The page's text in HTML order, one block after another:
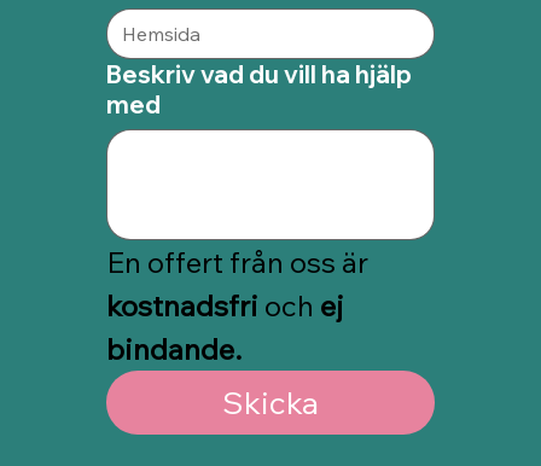
Beskriv vad du vill ha hjälp
med
kostnadsfri och ej
bindande.
Skicka